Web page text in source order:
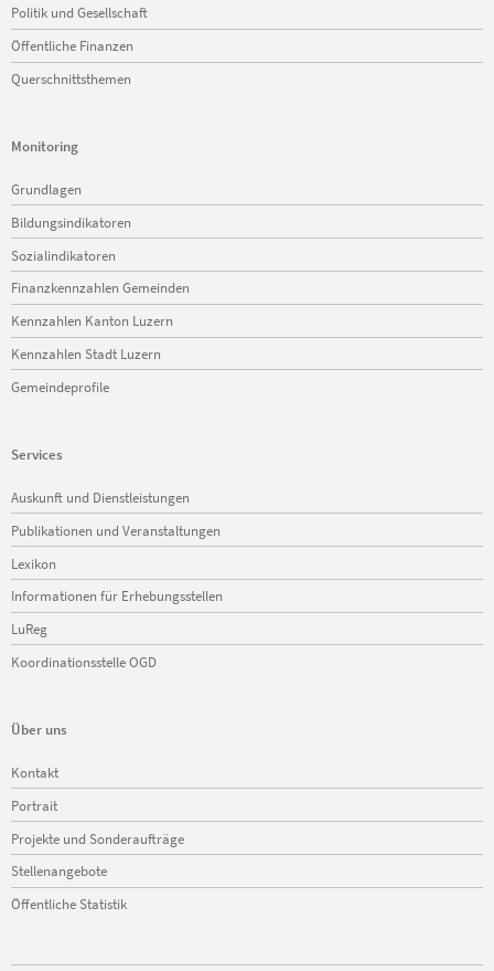
Politik und Gesellschaft
Öffentliche Finanzen
Querschnittsthemen
Monitoring
Navigation
überspringen
Grundlagen
Bildungsindikatoren
Sozialindikatoren
Finanzkennzahlen Gemeinden
Kennzahlen Kanton Luzern
Kennzahlen Stadt Luzern
Gemeindeprofile
Services
Navigation
überspringen
Auskunft und Dienstleistungen
Publikationen und Veranstaltungen
Lexikon
Informationen für Erhebungsstellen
LuReg
Koordinationsstelle OGD
Über uns
Navigation
überspringen
Kontakt
Portrait
Projekte und Sonderaufträge
Stellenangebote
Öffentliche Statistik